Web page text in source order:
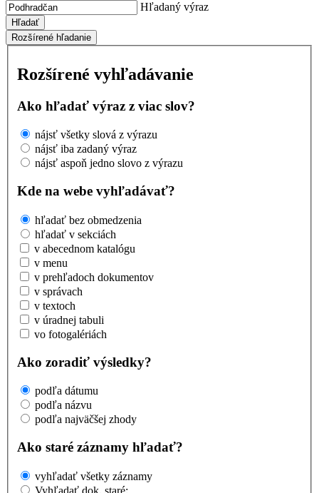
Hľadaný výraz
Hľadať
Rozšírené hľadanie
Rozšírené vyhľadávanie
Ako hľadať výraz z viac slov?
nájsť všetky slová z výrazu
nájsť iba zadaný výraz
nájsť aspoň jedno slovo z výrazu
Kde na webe vyhľadávať?
hľadať bez obmedzenia
hľadať v sekciách
v abecednom katalógu
v menu
v prehľadoch dokumentov
v správach
v textoch
v úradnej tabuli
vo fotogalériách
Ako zoradiť výsledky?
podľa dátumu
podľa názvu
podľa najväčšej zhody
Ako staré záznamy hľadať?
vyhľadať všetky záznamy
Vyhľadať dok. staré: